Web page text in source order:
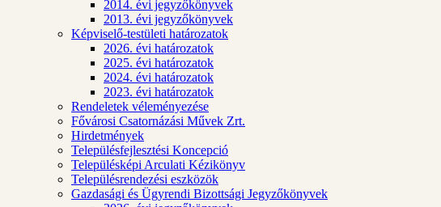
2014. évi jegyzőkönyvek
2013. évi jegyzőkönyvek
Képviselő-testületi határozatok
2026. évi határozatok
2025. évi határozatok
2024. évi határozatok
2023. évi határozatok
Rendeletek véleményezése
Fővárosi Csatornázási Művek Zrt.
Hirdetmények
Településfejlesztési Koncepció
Településképi Arculati Kézikönyv
Településrendezési eszközök
Gazdasági és Ügyrendi Bizottsági Jegyzőkönyvek